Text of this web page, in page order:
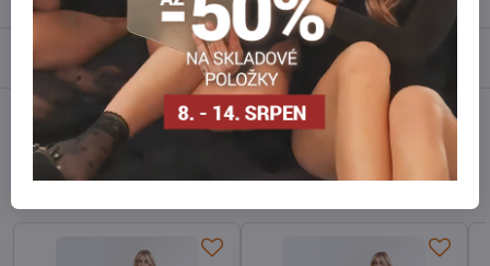
Diskuse 0
FacebookTwitterBlueskyPinterestReddit WhatsApp
Alternativní produkty